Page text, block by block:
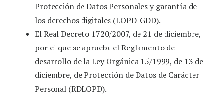
Protección de Datos Personales y garantía de
los derechos digitales (LOPD-GDD).
El Real Decreto 1720/2007, de 21 de diciembre,
por el que se aprueba el Reglamento de
desarrollo de la Ley Orgánica 15/1999, de 13 de
diciembre, de Protección de Datos de Carácter
Personal (RDLOPD).